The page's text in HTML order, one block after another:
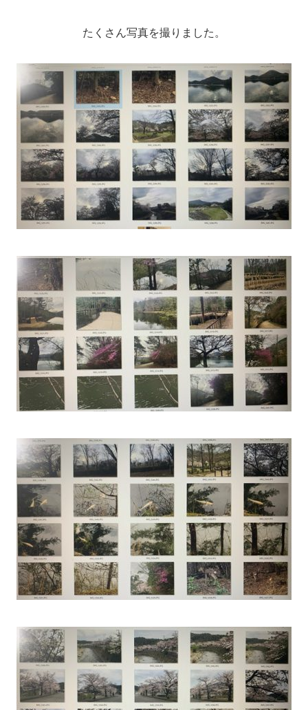
たくさん写真を撮りました。